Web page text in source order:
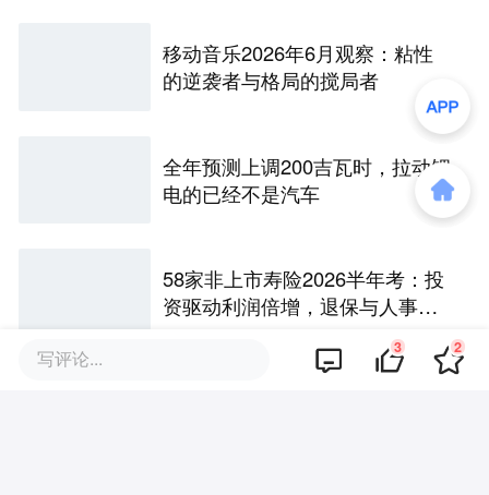
移动音乐2026年6月观察：粘性
的逆袭者与格局的搅局者
全年预测上调200吉瓦时，拉动锂
电的已经不是汽车
58家非上市寿险2026半年考：投
资驱动利润倍增，退保与人事风
写评论... 3 2